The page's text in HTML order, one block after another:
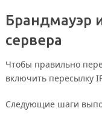
Брандмауэр
сервера
Чтобы правильно
включить пересылку
Следующие шаги